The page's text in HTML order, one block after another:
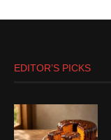
EDITOR’S PICKS